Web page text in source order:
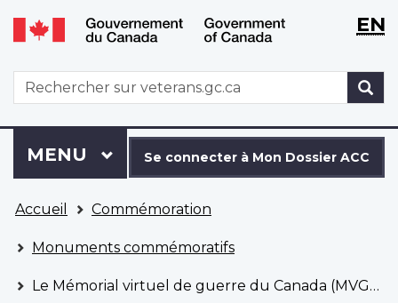
Aller
au
principal
Passer
à
version
HTML
simplifiée
WxT
WxTEN
WxT
Search
form
connecter
à
Dossier
ACC
Se connecter à Mon Dossier ACC
Menu
MENU PRINCIPAL
êtes
ici
Accueil Commémoration
Monuments commémoratifs
Le Mémorial virtuel de guerre du Canada (MVGC)